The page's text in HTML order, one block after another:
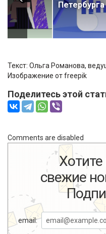
Петербурга
Текст: Ольга Романова,
Изображение от freepik
Поделитесь этой
Comments are disabled
Хотите
свежие
email: